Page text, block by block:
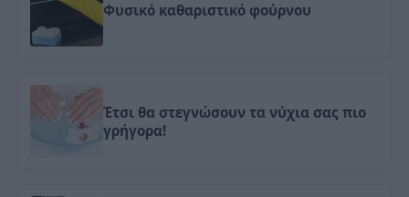
Φυσικό καθαριστικό φούρνου
Έτσι θα στεγνώσουν τα νύχια σας πιο
γρήγορα!